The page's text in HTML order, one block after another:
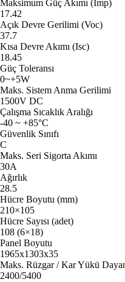
Maksimum Güç Akımı (Imp)
17.42
Açık Devre Gerilimi (Voc)
37.7
Kısa Devre Akımı (Isc)
18.45
Güç Toleransı
0~+5W
Maks. Sistem Anma Gerilimi
1500V DC
Çalışma Sıcaklık Aralığı
-40 ~ +85°C
Güvenlik Sınıfı
C
Maks. Seri Sigorta Akımı
30A
Ağırlık
28.5
Hücre Boyutu (mm)
210×105
Hücre Sayısı (adet)
108 (6×18)
Panel Boyutu
1965x1303x35
Maks. Rüzgar / Kar Yükü
2400/5400